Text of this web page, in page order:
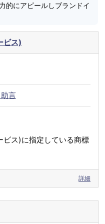
的にアピールしブランドイ
ビス)
言
ビス)に指定している商標
詳細